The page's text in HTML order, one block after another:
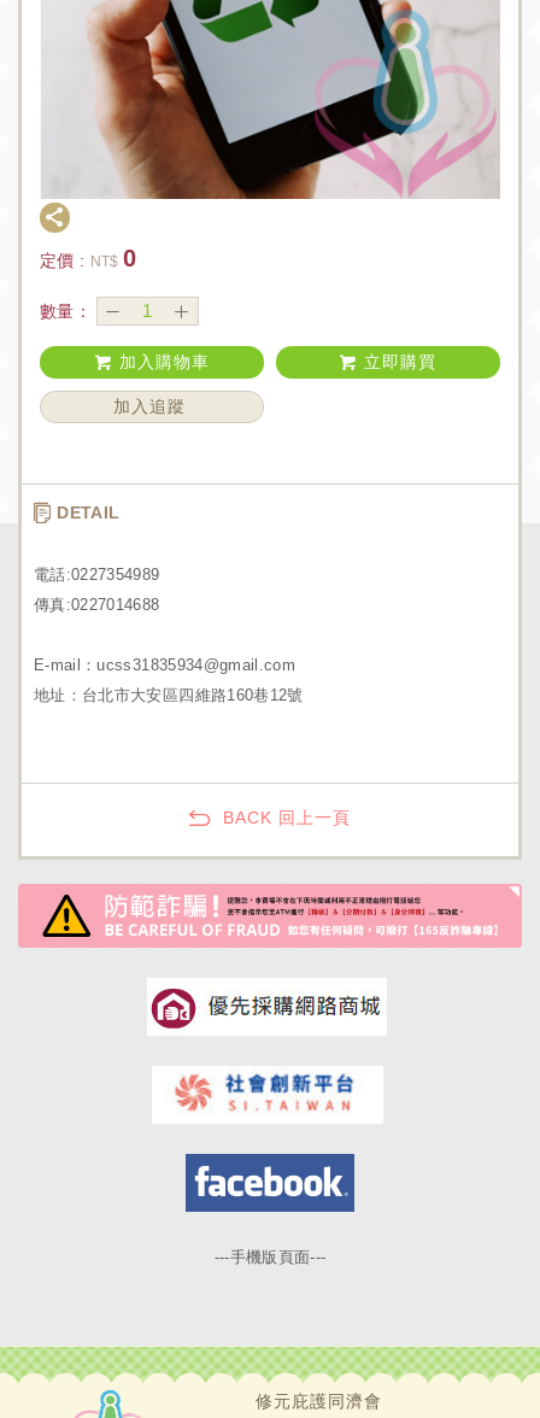
定價 : NT$ 0
數量：
加入購物車 立即購買
加入追蹤
DETAIL
電話:0227354989
傳真:0227014688
E-mail：ucss31835934@gmail.com
地址：台北市大安區四維路160巷12號
BACK 回上一頁
---手機版頁面---
修元庇護同濟會